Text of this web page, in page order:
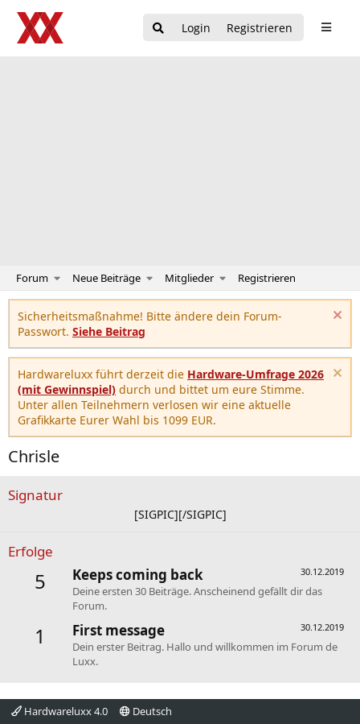
Login Registrieren
Forum Neue Beiträge Mitglieder Registrieren
Sicherheitsmaßnahme! Bitte ändere dein Forum-
Passwort. Siehe Beitrag
Hardwareluxx führt derzeit die Hardware-Umfrage 2026
(mit Gewinnspiel) durch und bittet um eure Stimme.
Unter allen Teilnehmern verlosen wir eine aktuelle
Grafikkarte Eurer Wahl bis 1099 EUR.
Chrisle
Signatur
[SIGPIC][/SIGPIC]​
Erfolge
5 30.12.2019
Keeps coming back
Deine ersten 30 Beiträge. Anscheinend gefällt dir das
Forum.
1 30.12.2019
First message
Dein erster Beitrag. Hallo und willkommen im Forum de
Luxx.
Hardwareluxx 4.0
Deutsch